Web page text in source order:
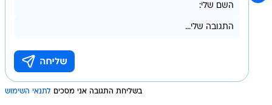
בשליחת התגובה אני מסכים לתנאי השימוש